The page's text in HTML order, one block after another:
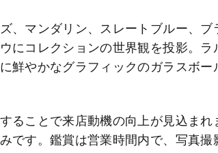
、マンダリン、スレートブルー、
にコレクションの世界観を投影。
鮮やかなグラフィックのガラスボ
ることで来店動機の向上が見込ま
です。鑑賞は営業時間内で、写真